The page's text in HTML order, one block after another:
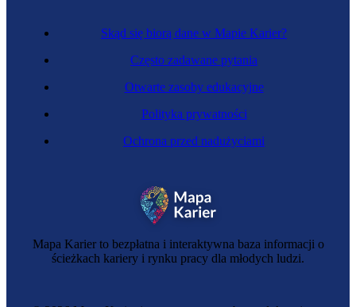
Mapa Karier to bezpłatna i interaktywna baza informacji o
ścieżkach kariery i rynku pracy dla młodych ludzi.
Skąd się biorą dane w Mapie Karier?
Często zadawane pytania
Otwarte zasoby edukacyjne
Polityka prywatności
Ochrona przed nadużyciami